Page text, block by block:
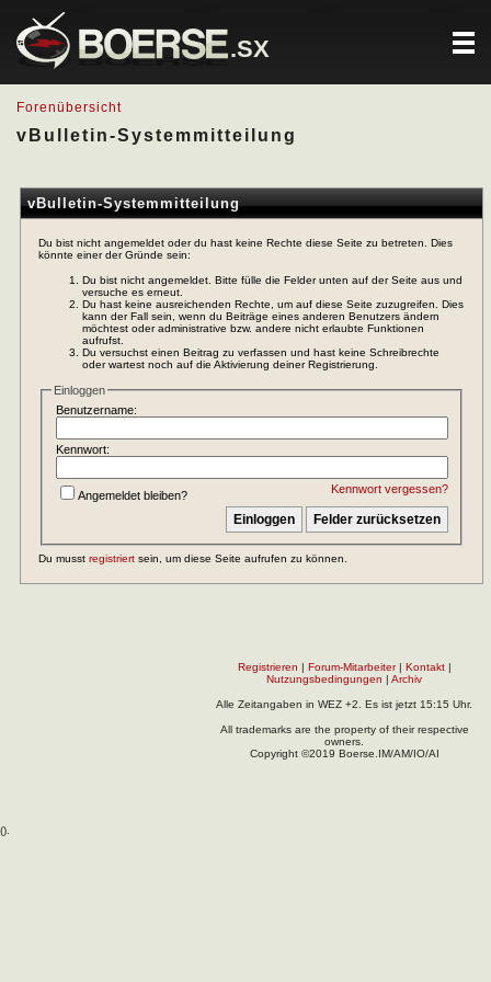
.SX
Forenübersicht
vBulletin-Systemmitteilung
vBulletin-Systemmitteilung
Du bist nicht angemeldet oder du hast keine Rechte diese Seite zu betreten. Dies
könnte einer der Gründe sein:
Du bist nicht angemeldet. Bitte fülle die Felder unten auf der Seite aus und
versuche es erneut.
Du hast keine ausreichenden Rechte, um auf diese Seite zuzugreifen. Dies
kann der Fall sein, wenn du Beiträge eines anderen Benutzers ändern
möchtest oder administrative bzw. andere nicht erlaubte Funktionen
aufrufst.
Du versuchst einen Beitrag zu verfassen und hast keine Schreibrechte
oder wartest noch auf die Aktivierung deiner Registrierung.
Einloggen
Benutzername:
Kennwort:
Kennwort vergessen?
Angemeldet bleiben?
Du musst registriert sein, um diese Seite aufrufen zu können.
Registrieren | Forum-Mitarbeiter| Kontakt|
Nutzungsbedingungen | Archiv
Alle Zeitangaben in WEZ +2. Es ist jetzt 15:15 Uhr.
All trademarks are the property of their respective
owners.
Copyright ©2019 Boerse.IM/AM/IO/AI
().